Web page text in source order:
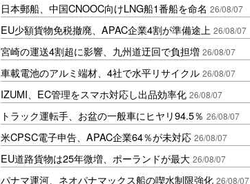
日本郵船、中国CNOOC向けLNG船1番船を命名 26/08/07
EU少額貨物免税撤廃、APAC企業4割が準備途上 26/08/07
宮崎の運送4割超に影響、九州道迂回で負担増 26/08/07
車載電池のアルミ端材、4社で水平リサイクル 26/08/07
IZUMI、EC管理をスマホ対応し出品効率化 26/08/07
トラック運転手、お盆の一般車にヒヤリ94.5％ 26/08/07
米CPSC電子申告、APAC企業64％が未対応 26/08/07
EU道路貨物は25年微増、ポーランドが最大 26/08/07
パナマ運河、ネオパナマックス船の喫水制限強化 26/08/07